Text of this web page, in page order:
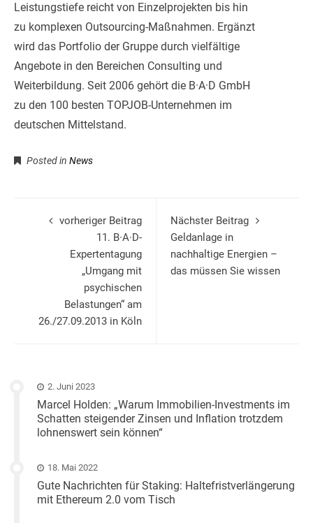
Leistungstiefe reicht von Einzelprojekten bis hin
zu komplexen Outsourcing-Maßnahmen. Ergänzt
wird das Portfolio der Gruppe durch vielfältige
Angebote in den Bereichen Consulting und
Weiterbildung. Seit 2006 gehört die B·A·D GmbH
zu den 100 besten TOPJOB-Unternehmen im
deutschen Mittelstand.
Posted in News
vorheriger Beitrag
11. B·A·D-
Expertentagung
„Umgang mit
psychischen
Belastungen“ am
26./27.09.2013 in Köln
Nächster Beitrag
Geldanlage in
nachhaltige Energien –
das müssen Sie wissen
2. Juni 2023
Marcel Holden: „Warum Immobilien-Investments im
Schatten steigender Zinsen und Inflation trotzdem
lohnenswert sein können“
18. Mai 2022
Gute Nachrichten für Staking: Haltefristverlängerung
mit Ethereum 2.0 vom Tisch